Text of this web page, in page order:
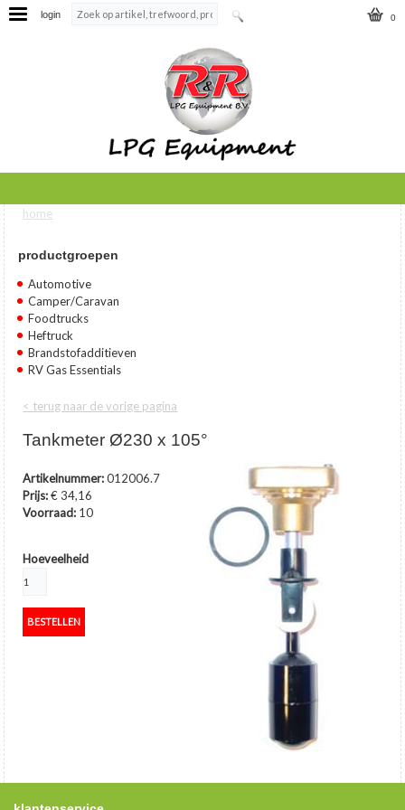
0
login
U bent hier
home
productgroepen
Automotive
Camper/Caravan
Foodtrucks
Heftruck
Brandstofadditieven
RV Gas Essentials
< terug naar de vorige pagina
Tankmeter Ø230 x 105°
Artikelnummer:012006.7
Prijs: € 34,16
Voorraad: 10
Hoeveelheid